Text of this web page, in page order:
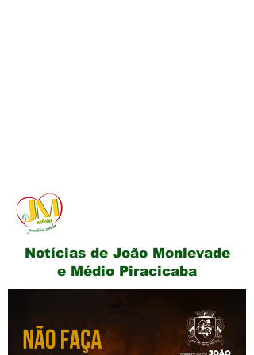
Notícias de João Monlevade
e Médio Piracicaba